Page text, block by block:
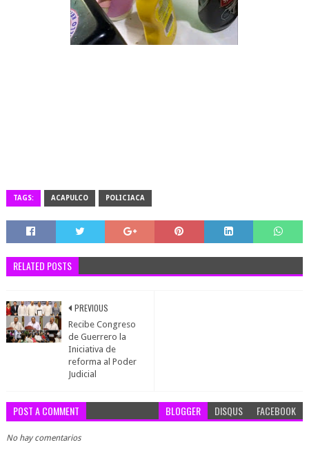
TAGS: ACAPULCO POLICIACA
RELATED POSTS
PREVIOUS
Recibe Congreso
de Guerrero la
Iniciativa de
reforma al Poder
Judicial
POST A COMMENT BLOGGER DISQUS FACEBOOK
No hay comentarios